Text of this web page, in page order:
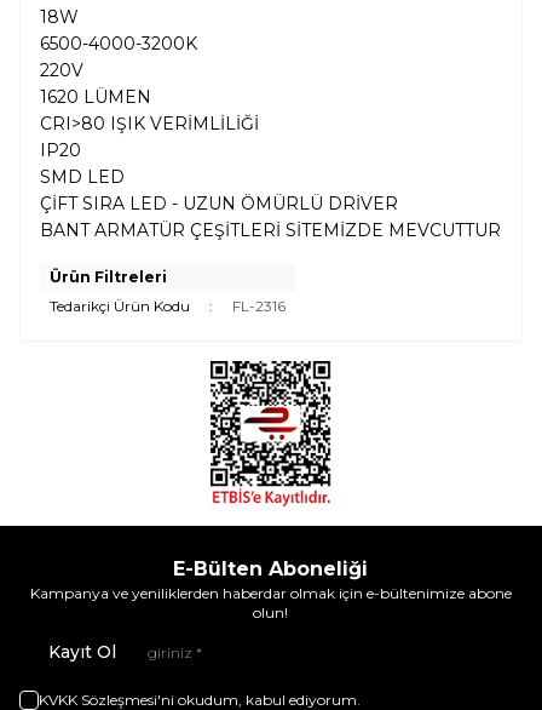
18W
6500-4000-3200K
220V
1620 LÜMEN
CRI>80 IŞIK VERİMLİLİĞİ
IP20
SMD LED
ÇİFT SIRA LED - UZUN ÖMÜRLÜ DRİVER
BANT ARMATÜR ÇEŞİTLERİ SİTEMİZDE MEVCUTTUR
Ürün Filtreleri
Tedarikçi Ürün Kodu
: FL-2316
E-Bülten Aboneliği
Kampanya ve yeniliklerden haberdar olmak için e-bültenimize abone
olun!
Kayıt Ol
KVKK Sözleşmesi'ni okudum, kabul ediyorum.